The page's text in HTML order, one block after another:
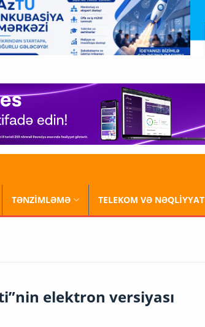
TƏNZİMLƏMƏ TELEKOM VƏ NƏQLİYYAT
elektron versiyası